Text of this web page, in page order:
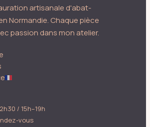
artisanale d'abat-
Normandie. Chaque pièce
passion dans mon atelier.
/ 15h–19h
vous